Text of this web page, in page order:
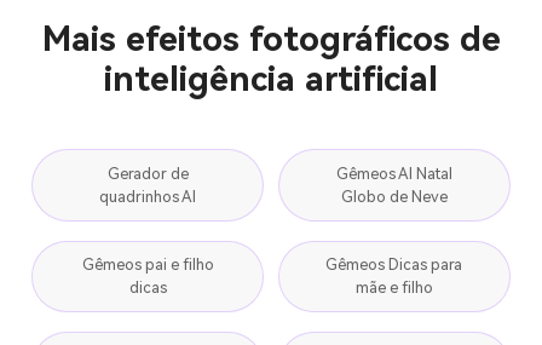
Mais efeitos fotográficos de
inteligência artificial
Gerador de
quadrinhos AI
Gêmeos AI Natal
Globo de Neve
Gêmeos pai e filho
dicas
Gêmeos Dicas para
mãe e filho